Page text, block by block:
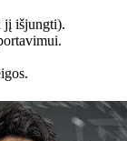
jį išjungti).